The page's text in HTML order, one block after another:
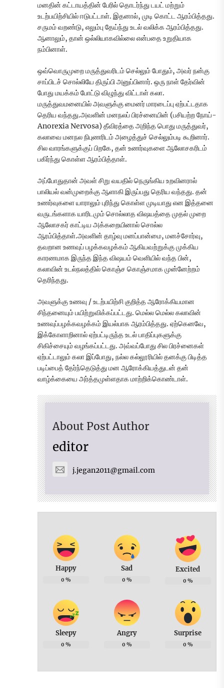
மனதின் கட்டாயத்தின் பேரில் தொடர்ந்து டயட் மற்றும்
உடற்பயிற்சியில் ஈடுபட்டாள். இதனால், முடி கொட்ட ஆரம்பித்தது.
சருமம் வறண்டு, எலும்பு தேய்ந்து உடல் வலிக்க ஆரம்பித்தது.
ஆனாலும், தான் ஒல்லியாகவில்லை என்பதை உறுதியாக
நம்பினாள்.
ஒவ்வொருமுறை மருத்துவரிடம் செல்லும் போதும், அவர் நன்கு
சாப்பிடச் சொல்லியே திருப்பி அனுப்பினார். ஒரு நாள் தேர்வின்
போது மயக்கம் போட்டு விழுந்து விட்டாள் கலா.
மருத்துவமனையில் அவளுக்கு மைனர் மாரடைப்பு ஏற்பட்டதாக
தெரிய வந்தது.அவளின் மனநலப் பிரச்னையின் (பசியற்ற நோய்-
Anorexia Nervosa) தீவிரத்தை அறிந்த பொது மருத்துவர்,
கலாவை மனநல நிபுணரிடம் அழைத்துச் செல்லும்படி கூறினார்.
சில வாரங்களுக்குப் பிறகே, தன் உணர்வுகளை ஆலோசகரிடம்
பகிர்ந்து கொள்ள ஆரம்பித்தாள்.
அப்போதுதான் அவள் சிறு வயதில் நெருங்கிய உறவினரால்
பாலியல் வன்முறைக்கு ஆளாகி இருப்பது தெரிய வந்தது. தன்
உணர்வுகளை யாராலும் புரிந்து கொள்ள முடியாது என இத்தனை
வருடங்களாக யாரிடமும் சொல்லாத விஷயத்தை முதல் முறை
ஆலோசகர் காட்டிய அக்கறையினால் சொல்ல
ஆரம்பித்தாள்.அவளின் தாழ்வு மனப்பான்மை, மனச்சோர்வு,
தவறான உணவுப் பழக்கவழக்கம் ஆகியவற்றுக்கு முக்கிய
காரணமாக இருந்த இந்த விஷயம் வெளியில் வந்த பின்,
கலாவின் உடல்நலத்தில் கொஞ்ச கொஞ்சமாக முன்னேற்றம்
தெரிந்தது.
அவளுக்கு உணவு / உடற்பயிற்சி குறித்த ஆரோக்கியமான
சிந்தனையும் பயிற்றுவிக்கப்பட்டது. மெல்ல மெல்ல கலாவின்
உணவுப்பழக்கவழக்கம் இயல்பாக ஆரம்பித்தது. ஏற்கெனவே,
இக்கோளாறினால் ஏற்பட்டிருந்த உடல் பாதிப்புகளுக்கு
சிகிச்சையும் வழங்கப்பட்டது. அவ்வப்போது சில பிரச்னைகள்
ஏற்பட்டாலும் கலா இப்போது, நல்ல கல்லூரியில் தனக்கு பிடித்த
படிப்பைத் தேர்ந்தெடுத்து மன ஆரோக்கியத்துடன் தன்
வாழ்க்கையை அர்த்தமுள்ளதாக மாற்றிக்கொண்டாள்.
About Post Author
editor
j.jegan2011@gmail.com
Happy
0 %
Sad
0 %
Excited
0 %
Sleepy
0 %
Angry
0 %
Surprise
0 %